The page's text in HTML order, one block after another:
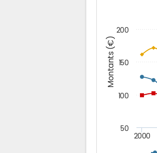
Montants (€)
2000
50
100
150
200